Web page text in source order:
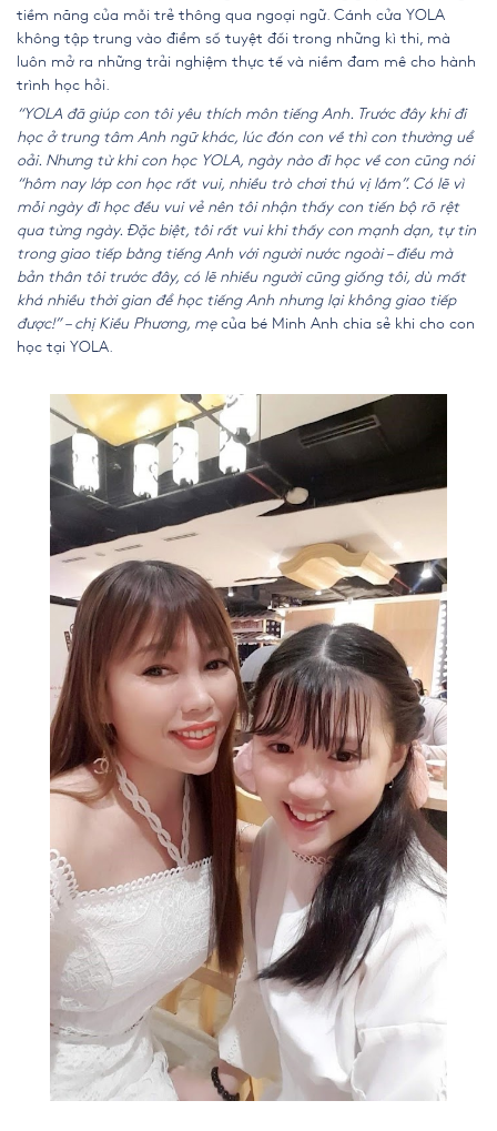
tiềm năng của mỗi trẻ thông qua ngoại ngữ. Cánh cửa YOLA
không tập trung vào điểm số tuyệt đối trong những kì thi, mà
luôn mở ra những trải nghiệm thực tế và niềm đam mê cho hành
trình học hỏi.
“YOLA đã giúp con tôi yêu thích môn tiếng Anh. Trước đây khi đi
học ở trung tâm Anh ngữ khác, lúc đón con về thì con thường uể
oải. Nhưng từ khi con học YOLA, ngày nào đi học về con cũng nói
“hôm nay lớp con học rất vui, nhiều trò chơi thú vị lắm”. Có lẽ vì
mỗi ngày đi học đều vui vẻ nên tôi nhận thấy con tiến bộ rõ rệt
qua từng ngày. Đặc biệt, tôi rất vui khi thấy con mạnh dạn, tự tin
trong giao tiếp bằng tiếng Anh với người nước ngoài – điều mà
bản thân tôi trước đây, có lẽ nhiều người cũng giống tôi, dù mất
khá nhiều thời gian để học tiếng Anh nhưng lại không giao tiếp
được!” – chị Kiều Phương, mẹcủa bé Minh Anh chia sẻ khi cho con
học tại YOLA.